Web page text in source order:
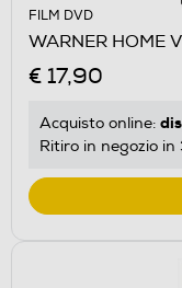
FILM DVD
WARNER HOME
€ 17,90
Acquisto online:
Ritiro in negozio